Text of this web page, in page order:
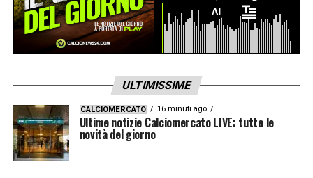
ULTIMISSIME
CALCIOMERCATO 16 minuti ago
Ultime notizie Calciomercato LIVE: tutte le
novità del giorno